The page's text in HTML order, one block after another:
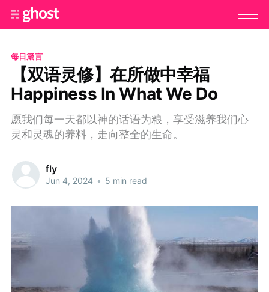
每日箴言
【双语灵修】在所做中幸福
Happiness In What We Do
愿我们每一天都以神的话语为粮，享受滋养我们心
灵和灵魂的养料，走向整全的生命。
fly
Jun 4, 2024 • 5 min read